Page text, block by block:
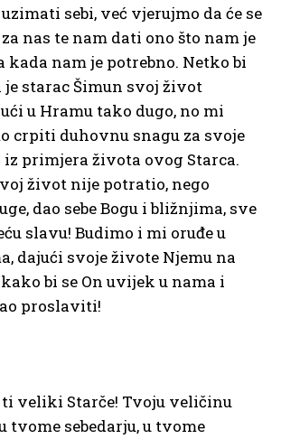
sebi, već vjerujmo da će se
nas te nam dati ono što nam je
kada nam je potrebno. Netko bi
je starac Šimun svoj život
u Hramu tako dugo, no mi
crpiti duhovnu snagu za svoje
primjera života ovog Starca.
život nije potratio, nego
dao sebe Bogu i bližnjima, sve
slavu! Budimo i mi oruđe u
dajući svoje živote Njemu na
bi se On uvijek u nama i
proslaviti!
ti veliki Starče! Tvoju veličinu
tvome sebedarju, u tvome